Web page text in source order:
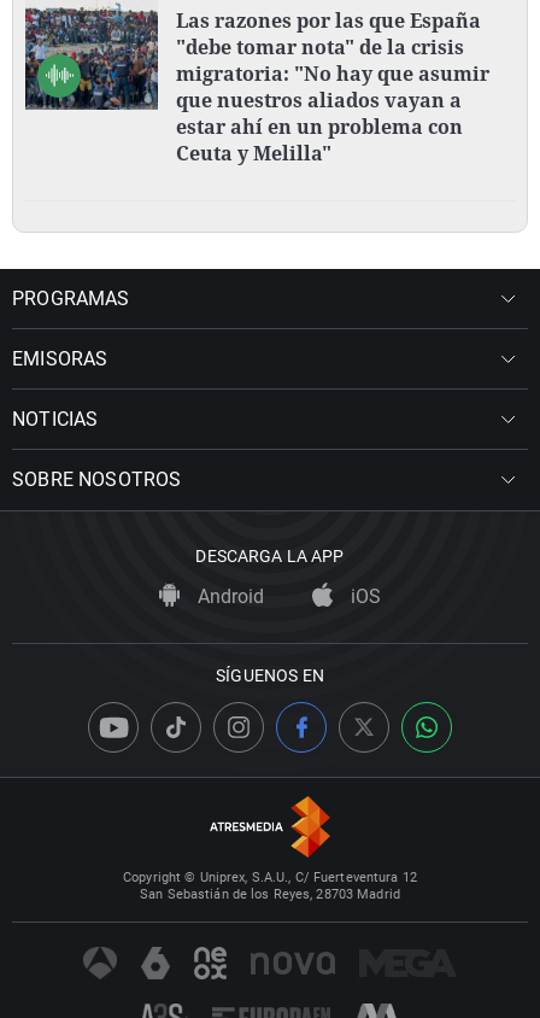
Las razones por las que España
"debe tomar nota" de la crisis
migratoria: "No hay que asumir
que nuestros aliados vayan a
estar ahí en un problema con
Ceuta y Melilla"
PROGRAMAS
EMISORAS
NOTICIAS
SOBRE NOSOTROS
DESCARGA LA APP
Android iOS
SÍGUENOS EN
Copyright © Uniprex, S.A.U., C/ Fuerteventura 12
San Sebastián de los Reyes, 28703 Madrid